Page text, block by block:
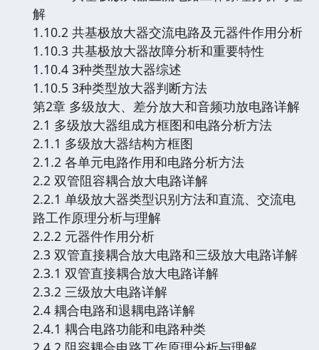
解
1.10.2 共基极放大器交流电路及元器件作用分析
1.10.3 共基极放大器故障分析和重要特性
1.10.4 3种类型放大器综述
1.10.5 3种类型放大器判断方法
第2章 多级放大、差分放大和音频功放电路详解
2.1 多级放大器组成方框图和电路分析方法
2.1.1 多级放大器结构方框图
2.1.2 各单元电路作用和电路分析方法
2.2 双管阻容耦合放大电路详解
2.2.1 单级放大器类型识别方法和直流、交流电
路工作原理分析与理解
2.2.2 元器件作用分析
2.3 双管直接耦合放大电路和三级放大电路详解
2.3.1 双管直接耦合放大电路详解
2.3.2 三级放大电路详解
2.4 耦合电路和退耦电路详解
2.4.1 耦合电路功能和电路种类